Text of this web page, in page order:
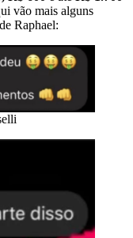
vão mais alguns
Raphael: